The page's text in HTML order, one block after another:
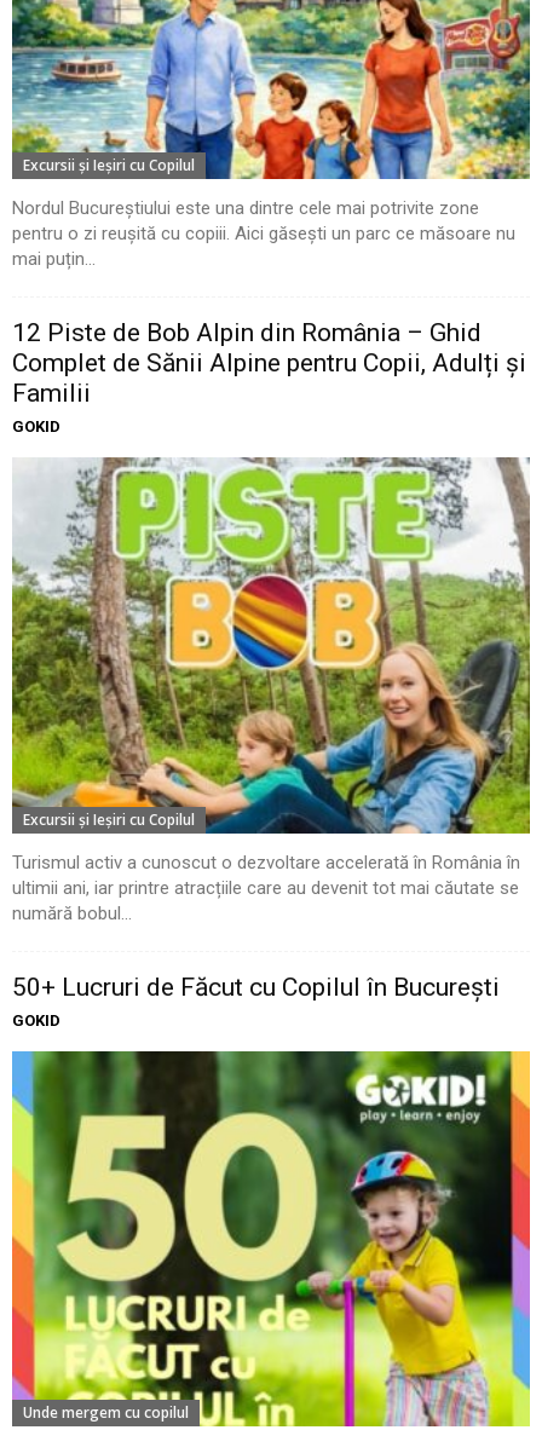
Excursii şi Ieşiri cu Copilul
Nordul Bucureștiului este una dintre cele mai potrivite zone
pentru o zi reușită cu copiii. Aici găsești un parc ce măsoare nu
mai puțin...
12 Piste de Bob Alpin din România – Ghid
Complet de Sănii Alpine pentru Copii, Adulți și
Familii
GOKID
Excursii şi Ieşiri cu Copilul
Turismul activ a cunoscut o dezvoltare accelerată în România în
ultimii ani, iar printre atracțiile care au devenit tot mai căutate se
numără bobul...
50+ Lucruri de Făcut cu Copilul în București
GOKID
Unde mergem cu copilul